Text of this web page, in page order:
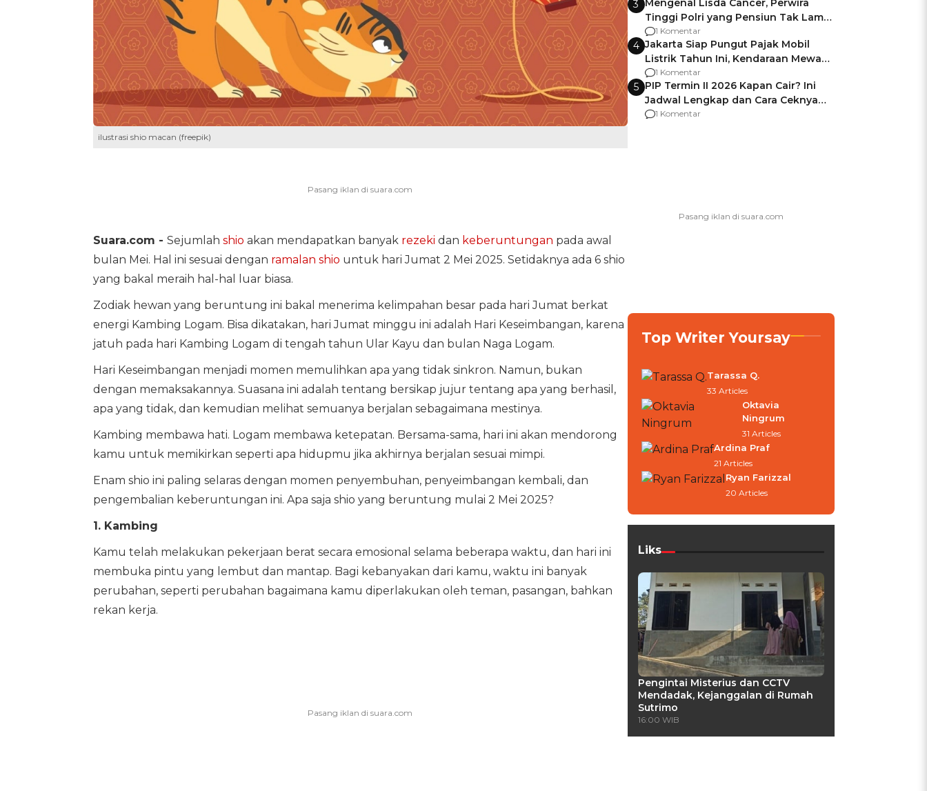
ilustrasi shio macan (freepik)
Suara.com - Sejumlah shio akan mendapatkan banyak rezeki dan keberuntungan pada awal
bulan Mei. Hal ini sesuai dengan ramalan shio untuk hari Jumat 2 Mei 2025. Setidaknya ada 6 shio
yang bakal meraih hal-hal luar biasa.
Zodiak hewan yang beruntung ini bakal menerima kelimpahan besar pada hari Jumat berkat
energi Kambing Logam. Bisa dikatakan, hari Jumat minggu ini adalah Hari Keseimbangan, karena
jatuh pada hari Kambing Logam di tengah tahun Ular Kayu dan bulan Naga Logam.
Hari Keseimbangan menjadi momen memulihkan apa yang tidak sinkron. Namun, bukan
dengan memaksakannya. Suasana ini adalah tentang bersikap jujur tentang apa yang berhasil,
apa yang tidak, dan kemudian melihat semuanya berjalan sebagaimana mestinya.
Kambing membawa hati. Logam membawa ketepatan. Bersama-sama, hari ini akan mendorong
kamu untuk memikirkan seperti apa hidupmu jika akhirnya berjalan sesuai mimpi.
Enam shio ini paling selaras dengan momen penyembuhan, penyeimbangan kembali, dan
pengembalian keberuntungan ini. Apa saja shio yang beruntung mulai 2 Mei 2025?
1. Kambing
Kamu telah melakukan pekerjaan berat secara emosional selama beberapa waktu, dan hari ini
membuka pintu yang lembut dan mantap. Bagi kebanyakan dari kamu, waktu ini banyak
perubahan, seperti perubahan bagaimana kamu diperlakukan oleh teman, pasangan, bahkan
rekan kerja.
3 Mengenal Lisda Cancer, Perwira
Tinggi Polri yang Pensiun Tak Lama
Usai Jadi Brigjen
1 Komentar
4 Jakarta Siap Pungut Pajak Mobil
Listrik Tahun Ini, Kendaraan Mewah
Kena hingga 75% PKB
1 Komentar
5 PIP Termin II 2026 Kapan Cair? Ini
Jadwal Lengkap dan Cara Ceknya
agar Dana Tidak Hangus!
1 Komentar
Top Writer Yoursay
Tarassa Q.
33 Articles
Oktavia
Ningrum
31 Articles
Ardina Praf
21 Articles
Ryan Farizzal
20 Articles
Liks
Pengintai Misterius dan CCTV
Mendadak, Kejanggalan di Rumah
Sutrimo
16:00 WIB